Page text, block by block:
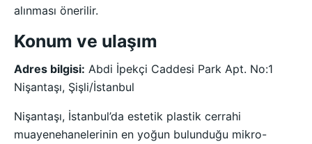
alınması önerilir.
Konum ve ulaşım
Adres bilgisi: Abdi İpekçi Caddesi Park Apt. No:1
Nişantaşı, Şişli/İstanbul
Nişantaşı, İstanbul’da estetik plastik cerrahi
muayenehanelerinin en yoğun bulunduğu mikro-